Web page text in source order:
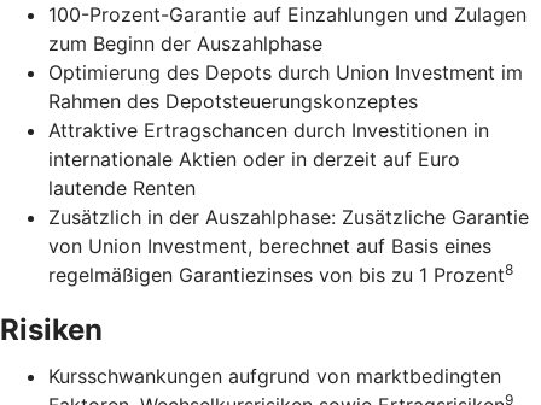
100-Prozent-Garantie auf Einzahlungen und Zulagen
zum Beginn der Auszahlphase
Optimierung des Depots durch Union Investment im
Rahmen des Depotsteuerungskonzeptes
Attraktive Ertragschancen durch Investitionen in
internationale Aktien oder in derzeit auf Euro
lautende Renten
Zusätzlich in der Auszahlphase: Zusätzliche Garantie
von Union Investment, berechnet auf Basis eines
regelmäßigen Garantiezinses von bis zu 1 Prozent8
Risiken
Kursschwankungen aufgrund von marktbedingten
9